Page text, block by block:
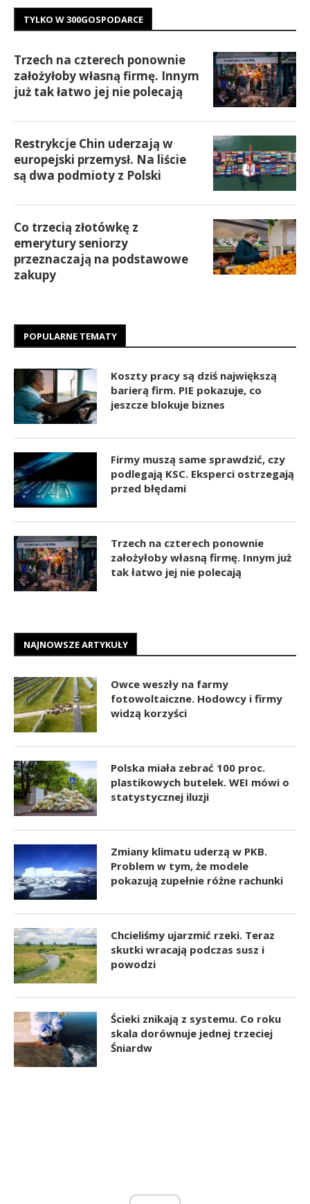
TYLKO W 300GOSPODARCE
Trzech na czterech ponownie
założyłoby własną firmę. Innym
już tak łatwo jej nie polecają
Restrykcje Chin uderzają w
europejski przemysł. Na liście
są dwa podmioty z Polski
Co trzecią złotówkę z
emerytury seniorzy
przeznaczają na podstawowe
zakupy
POPULARNE TEMATY
Koszty pracy są dziś największą
barierą firm. PIE pokazuje, co
jeszcze blokuje biznes
Firmy muszą same sprawdzić, czy
podlegają KSC. Eksperci ostrzegają
przed błędami
Trzech na czterech ponownie
założyłoby własną firmę. Innym już
tak łatwo jej nie polecają
NAJNOWSZE ARTYKUŁY
Owce weszły na farmy
fotowoltaiczne. Hodowcy i firmy
widzą korzyści
Polska miała zebrać 100 proc.
plastikowych butelek. WEI mówi o
statystycznej iluzji
Zmiany klimatu uderzą w PKB.
Problem w tym, że modele
pokazują zupełnie różne rachunki
Chcieliśmy ujarzmić rzeki. Teraz
skutki wracają podczas susz i
powodzi
Ścieki znikają z systemu. Co roku
skala dorównuje jednej trzeciej
Śniardw